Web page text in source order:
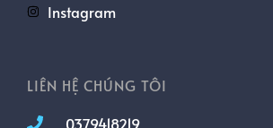
Instagram
LIÊN HỆ CHÚNG TÔI
0379418219